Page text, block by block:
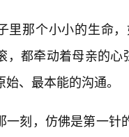
里那个小小的生命
，都牵动着母亲的
、最本能的沟通。
一刻，仿佛是第一